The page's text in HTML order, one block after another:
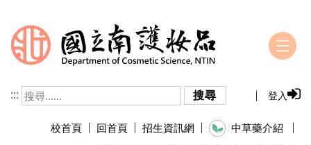
跳到主要內容
::: 搜尋 登入
校首頁 回首頁 招生資訊網
中草藥介紹